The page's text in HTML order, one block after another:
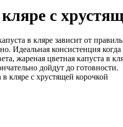
с
в кляре зависит от
Идеальная консистенция
жареная цветная капуста в
дойдут до готовности.
в кляре с хрустящей корочкой